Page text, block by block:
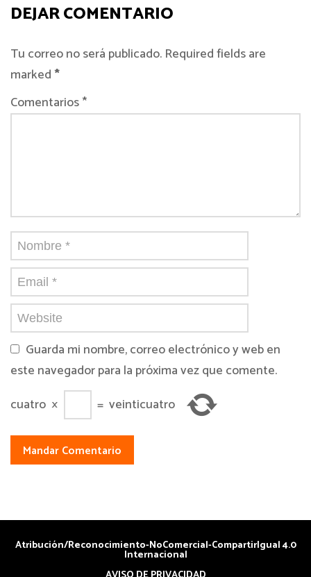
DEJAR COMENTARIO
Tu correo no será publicado. Required fields are
marked*
Comentarios *
Guarda mi nombre, correo electrónico y web en
este navegador para la próxima vez que comente.
cuatro × = veinticuatro
Atribución/Reconocimiento-NoComercial-CompartirIgual 4.0
Internacional